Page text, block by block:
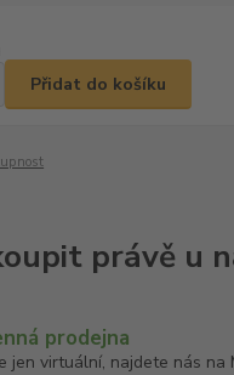
Přidat do košíku
prodejna
jen virtuální, najdete nás na